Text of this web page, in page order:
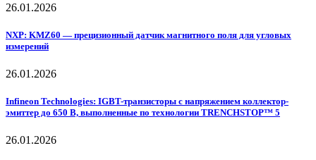
26.01.2026
NXP: KMZ60 — прецизионный датчик магнитного поля для угловых
измерений
26.01.2026
Infineon Technologies: IGBT-транзисторы с напряжением коллектор-
эмиттер до 650 В, выполненные по технологии TRENCHSTOP™ 5
26.01.2026